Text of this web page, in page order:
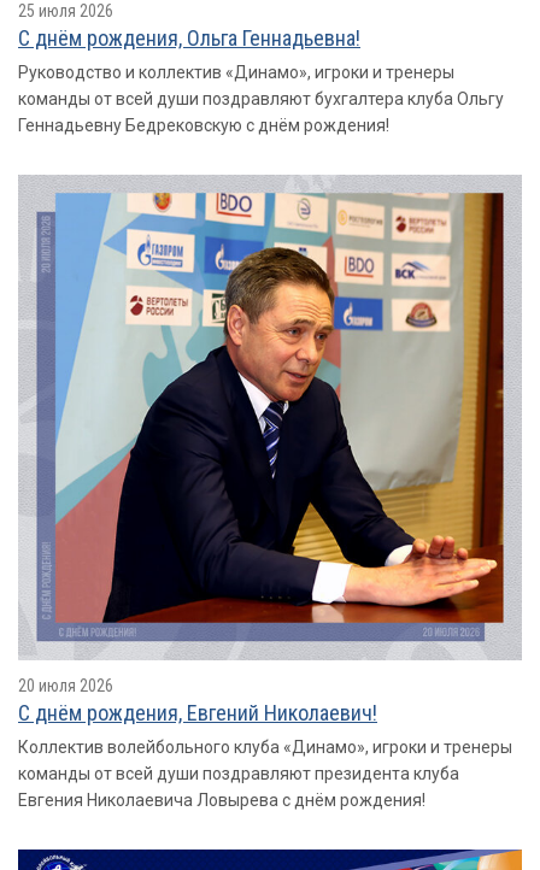
25 июля 2026
С днём рождения, Ольга Геннадьевна!
Руководство и коллектив «Динамо», игроки и тренеры
команды от всей души поздравляют бухгалтера клуба Ольгу
Геннадьевну Бедрековскую с днём рождения!
20 июля 2026
С днём рождения, Евгений Николаевич!
Коллектив волейбольного клуба «Динамо», игроки и тренеры
команды от всей души поздравляют президента клуба
Евгения Николаевича Ловырева с днём рождения!